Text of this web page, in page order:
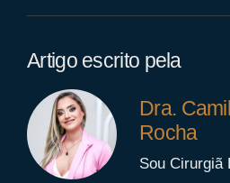
Artigo escrito pela
Dra.
Rocha
Sou Cirurgiã